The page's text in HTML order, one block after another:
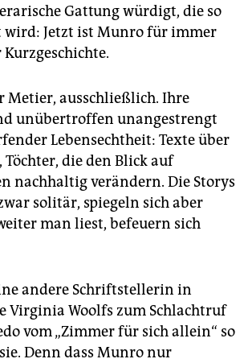
Gattung würdigt, die so
wird: Jetzt ist Munro für immer
Metier, ausschließlich. Ihre
unübertroffen unangestrengt
Lebensechtheit: Texte über
die den Blick auf
nachhaltig verändern. Die Storys
solitär, spiegeln sich aber
man liest, befeuern sich
andere Schriftstellerin in
Virginia Woolfs zum Schlachtruf
vom „Zimmer für sich allein“ so
Denn dass Munro nur